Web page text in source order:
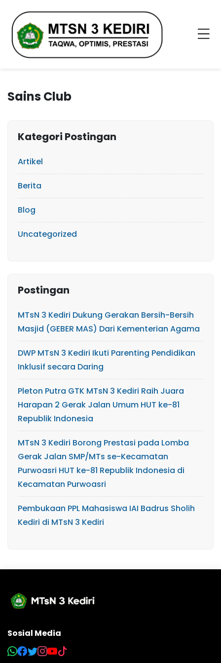
Sains Club
Kategori Postingan
Artikel
Berita
Blog
Uncategorized
Postingan
MTsN 3 Kediri Dukung Gerakan Bersih-Bersih
Masjid (GEBER MAS) Dari Kementerian Agama
DWP MTsN 3 Kediri Ikuti Parenting Pendidikan
Inklusif secara Daring
Pleton Putra GTK MTsN 3 Kediri Raih Juara
Harapan 2 Gerak Jalan Umum HUT ke-81
Republik Indonesia
MTsN 3 Kediri Borong Prestasi pada Lomba
Gerak Jalan SMP/MTs se-Kecamatan
Purwoasri HUT ke-81 Republik Indonesia di
Kecamatan Purwoasri
Pembukaan PPL Mahasiswa IAI Badrus Sholih
Kediri di MTsN 3 Kediri
Sosial Media